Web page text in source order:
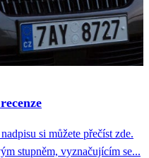
si můžete přečíst zde.
stupněm, vyznačujícím se...